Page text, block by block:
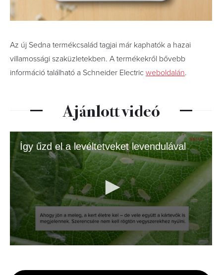
Az új Sedna termékcsalád tagjai már kaphatók a hazai
villamossági szaküzletekben. A termékekről bővebb
információ található a Schneider Electric weboldalán.
Ajánlott videó
Így űzd el a levéltetveket levendulával